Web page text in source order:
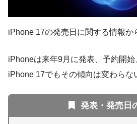
iPhone 17の発売日に関する情報か
iPhoneは来年9月に発表、予約開始
iPhone 17でもその傾向は変わらな
発表・発売日